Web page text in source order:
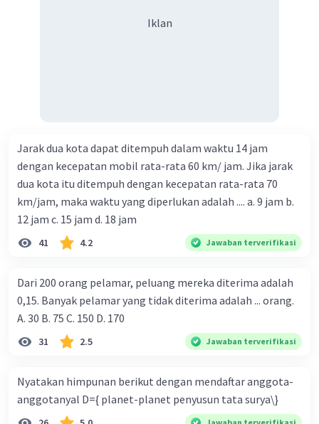
Iklan
Jarak dua kota dapat ditempuh dalam waktu 14 jam
dengan kecepatan mobil rata-rata 60 km/ jam. Jika jarak
dua kota itu ditempuh dengan kecepatan rata-rata 70
km/jam, maka waktu yang diperlukan adalah .... a. 9 jam b.
12 jam c. 15 jam d. 18 jam
41 4.2 Jawaban terverifikasi
Dari 200 orang pelamar, peluang mereka diterima adalah
0,15. Banyak pelamar yang tidak diterima adalah ... orang.
A. 30 B. 75 C. 150 D. 170
31 2.5 Jawaban terverifikasi
Nyatakan himpunan berikut dengan mendaftar anggota-
anggotanyal D={ planet-planet penyusun tata surya\}